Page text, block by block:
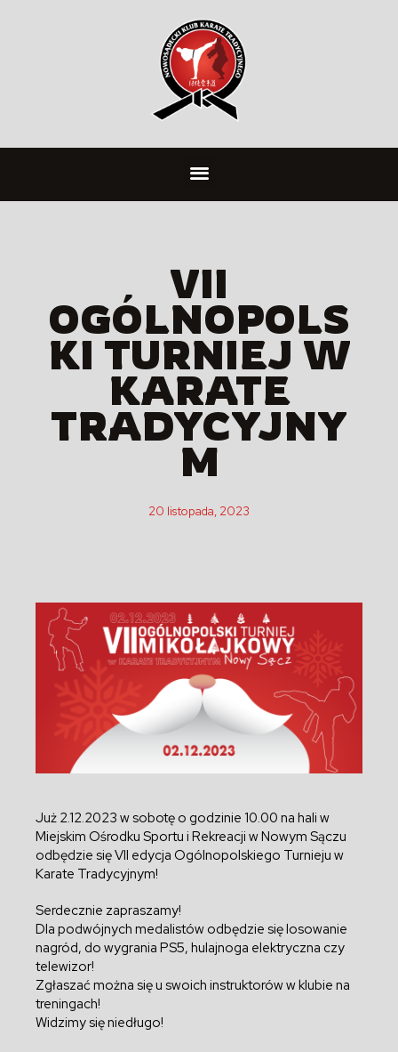
VII
OGÓLNOPOLS
KI TURNIEJ W
KARATE
TRADYCYJNY
M
20 listopada, 2023
Już 2.12.2023 w sobotę o godzinie 10.00 na hali w
Miejskim Ośrodku Sportu i Rekreacji w Nowym Sączu
odbędzie się VII edycja Ogólnopolskiego Turnieju w
Karate Tradycyjnym!
Serdecznie zapraszamy!
Dla podwójnych medalistów odbędzie się losowanie
nagród, do wygrania PS5, hulajnoga elektryczna czy
telewizor!
Zgłaszać można się u swoich instruktorów w klubie na
treningach!
Widzimy się niedługo!